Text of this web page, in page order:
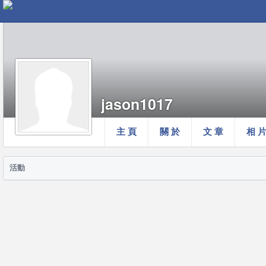
主 頁 關 於 文 章 相 片
jason1017
活動